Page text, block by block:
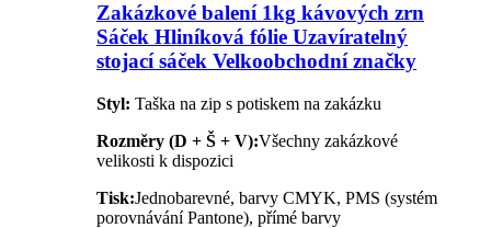
Zakázkové balení 1kg kávových zrn
Sáček Hliníková fólie Uzavíratelný
stojací sáček Velkoobchodní značky
Styl: Taška na zip s potiskem na zakázku
Rozměry (D + Š + V):Všechny zakázkové
velikosti k dispozici
Tisk:Jednobarevné, barvy CMYK, PMS (systém
porovnávání Pantone), přímé barvy